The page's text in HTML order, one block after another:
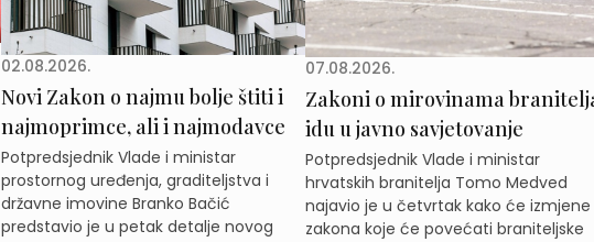
02.08.2026.
Novi Zakon o najmu bolje štiti i
najmoprimce, ali i najmodavce
Potpredsjednik Vlade i ministar
prostornog uređenja, graditeljstva i
državne imovine Branko Bačić
predstavio je u petak detalje novog
07.08.2026.
Zakoni o mirovinama
idu u javno savjetovanje
Potpredsjednik Vlade i ministar
hrvatskih branitelja Tomo Medved
najavio je u četvrtak kako će izmjene
zakona koje će povećati braniteljske